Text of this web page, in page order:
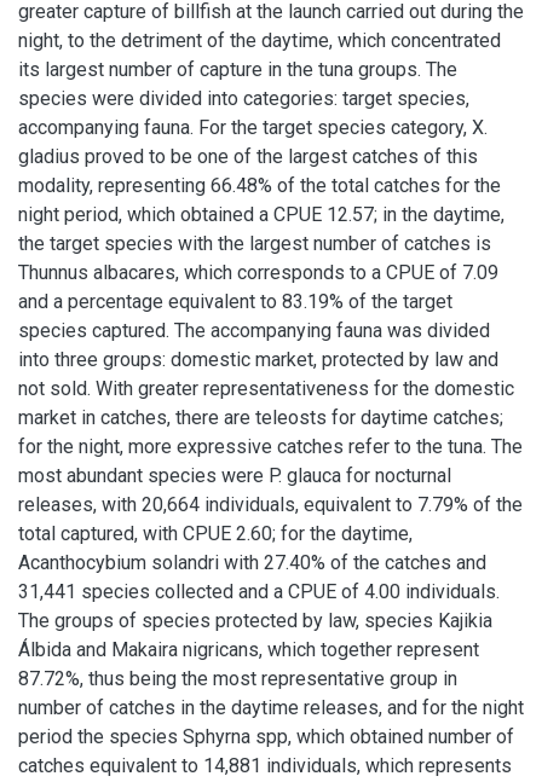
greater capture of billfish at the launch carried out during the
night, to the detriment of the daytime, which concentrated
its largest number of capture in the tuna groups. The
species were divided into categories: target species,
accompanying fauna. For the target species category, X.
gladius proved to be one of the largest catches of this
modality, representing 66.48% of the total catches for the
night period, which obtained a CPUE 12.57; in the daytime,
the target species with the largest number of catches is
Thunnus albacares, which corresponds to a CPUE of 7.09
and a percentage equivalent to 83.19% of the target
species captured. The accompanying fauna was divided
into three groups: domestic market, protected by law and
not sold. With greater representativeness for the domestic
market in catches, there are teleosts for daytime catches;
for the night, more expressive catches refer to the tuna. The
most abundant species were P. glauca for nocturnal
releases, with 20,664 individuals, equivalent to 7.79% of the
total captured, with CPUE 2.60; for the daytime,
Acanthocybium solandri with 27.40% of the catches and
31,441 species collected and a CPUE of 4.00 individuals.
The groups of species protected by law, species Kajikia
Álbida and Makaira nigricans, which together represent
87.72%, thus being the most representative group in
number of catches in the daytime releases, and for the night
period the species Sphyrna spp, which obtained number of
catches equivalent to 14,881 individuals, which represents